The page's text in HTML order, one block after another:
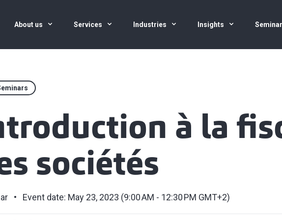
About us Services Industries Insights
à la
sociétés
Event date: May 23, 2023 (9:00 AM - 12:30 PM GMT+2)